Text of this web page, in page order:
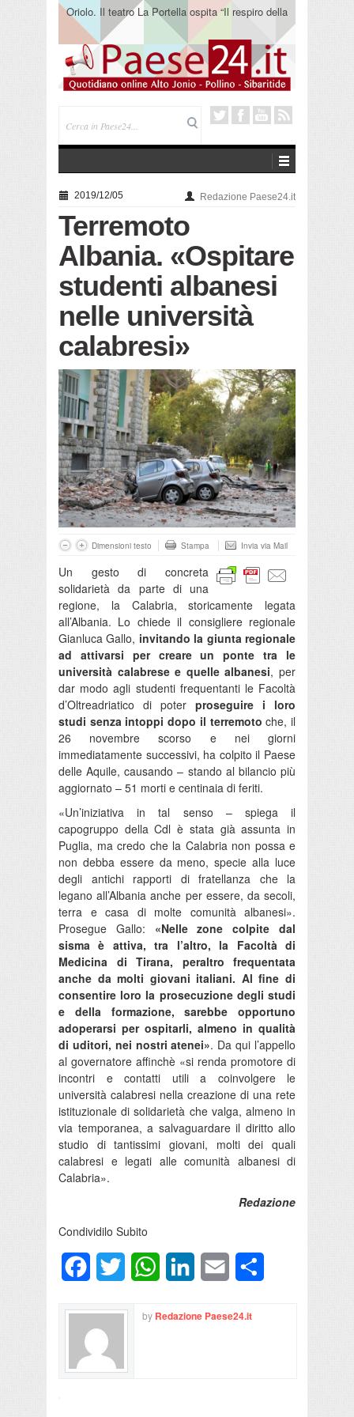
Oriolo. Il teatro La Portella ospita “Il respiro della
terra” del collettivo 365
2019/12/05 Redazione Paese24.it
Terremoto
Albania. «Ospitare
studenti albanesi
nelle università
calabresi»
Dimensioni testo Stampa Invia via Mail
Un gesto di concreta
solidarietà da parte di una
regione, la Calabria, storicamente legata
all’Albania. Lo chiede il consigliere regionale
Gianluca Gallo, invitando la giunta regionale
ad attivarsi per creare un ponte tra le
università calabrese e quelle albanesi, per
dar modo agli studenti frequentanti le Facoltà
d’Oltreadriatico di poter proseguire i loro
studi senza intoppi dopo il terremoto che, il
26 novembre scorso e nei giorni
immediatamente successivi, ha colpito il Paese
delle Aquile, causando – stando al bilancio più
aggiornato – 51 morti e centinaia di feriti.
«Un’iniziativa in tal senso – spiega il
capogruppo della Cdl è stata già assunta in
Puglia, ma credo che la Calabria non possa e
non debba essere da meno, specie alla luce
degli antichi rapporti di fratellanza che la
legano all’Albania anche per essere, da secoli,
terra e casa di molte comunità albanesi».
Prosegue Gallo: «Nelle zone colpite dal
sisma è attiva, tra l’altro, la Facoltà di
Medicina di Tirana, peraltro frequentata
anche da molti giovani italiani. Al fine di
consentire loro la prosecuzione degli studi
e della formazione, sarebbe opportuno
adoperarsi per ospitarli, almeno in qualità
di uditori, nei nostri atenei». Da qui l’appello
al governatore affinchè «si renda promotore di
incontri e contatti utili a coinvolgere le
università calabresi nella creazione di una rete
istituzionale di solidarietà che valga, almeno in
via temporanea, a salvaguardare il diritto allo
studio di tantissimi giovani, molti dei quali
calabresi e legati alle comunità albanesi di
Calabria».
Redazione
Condividilo Subito
FacebookTwitter WhatsAppLinkedInEmail
by Redazione Paese24.it